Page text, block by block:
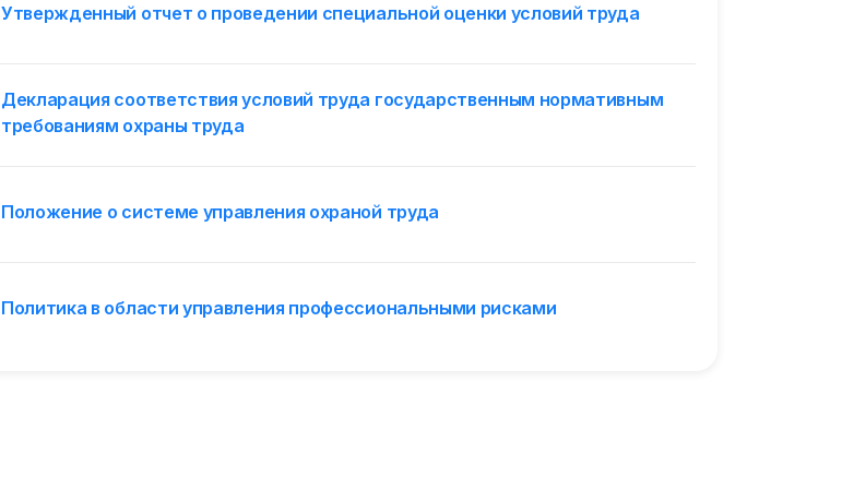
Утвержденный отчет о проведении специальной оценки условий труда
Декларация соответствия условий труда государственным нормативным
требованиям охраны труда
Положение о системе управления охраной труда
Политика в области управления профессиональными рисками